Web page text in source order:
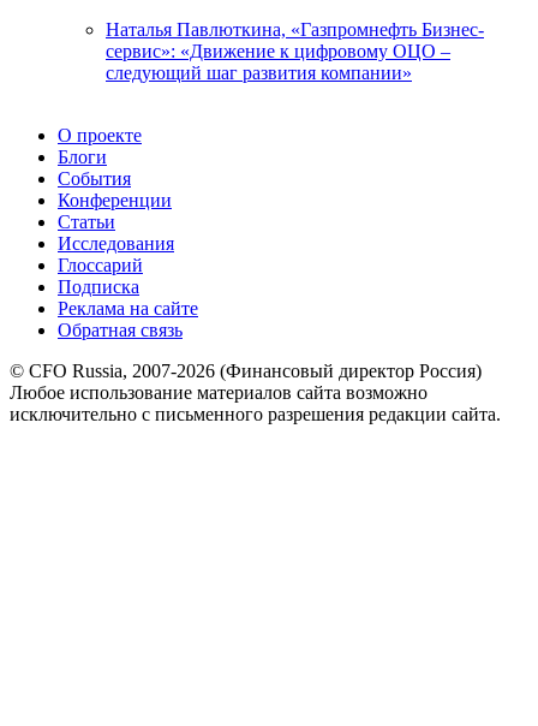
Наталья Павлюткина, «Газпромнефть Бизнес-
сервис»: «Движение к цифровому ОЦО –
следующий шаг развития компании»
О проекте
Блоги
События
Конференции
Статьи
Исследования
Глоссарий
Подписка
Реклама на сайте
Обратная связь
© CFO Russia, 2007-2026 (Финансовый директор Россия)
Любое использование материалов сайта возможно
исключительно с письменного разрешения редакции сайта.